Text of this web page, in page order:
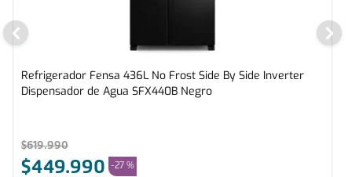
Refrigerador Fensa 436L No Frost Side By Side Inverter
Dispensador de Agua SFX440B Negro
$619.990
$449.990 -27 %